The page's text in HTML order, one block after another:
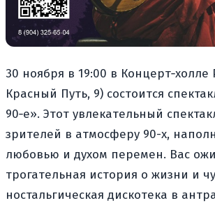
30 ноября в 19:00 в
Красный Путь, 9) состоится
90‑е». Этот увлекательный
зрителей в атмосферу 90-х,
любовью и духом перемен. Вас
трогательная история о жизни и
ностальгическая дискотека в